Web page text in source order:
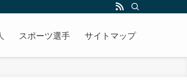
スポーツ選手 サイトマップ